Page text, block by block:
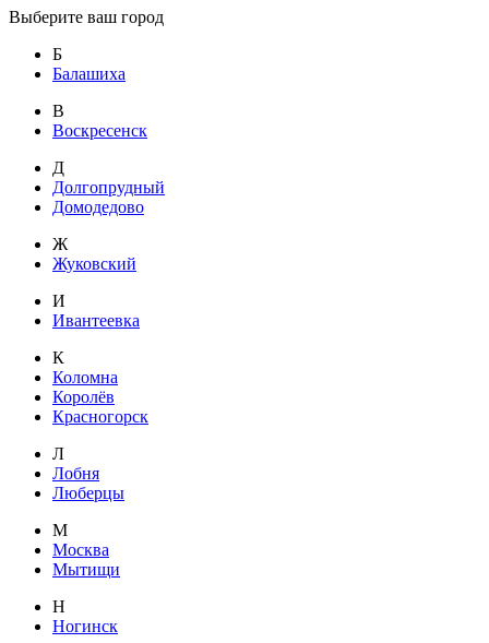
Выберите ваш город
Б
Балашиха
В
Воскресенск
Д
Долгопрудный
Домодедово
Ж
Жуковский
И
Ивантеевка
К
Коломна
Королёв
Красногорск
Л
Лобня
Люберцы
М
Москва
Мытищи
Н
Ногинск